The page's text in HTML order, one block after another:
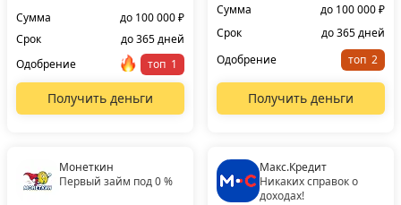
Сумма
до 100 000 ₽
Срок
до 365 дней
Одобрение
топ
Получить деньги
Сумма
до 100 000 ₽
Срок
до 365 дней
Одобрение
топ
Получить деньги
Монеткин
Первый займ под 0 %
Макс.Кредит
Никаких справок о
доходах!